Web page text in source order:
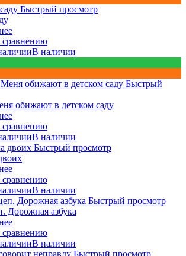
Быстрый просмотр
В наличии
Быстрый
обижают в детском саду
В наличии
Быстрый просмотр
В наличии
Быстрый просмотр
Дорожная азбука
В наличии
Быстрый просмотр